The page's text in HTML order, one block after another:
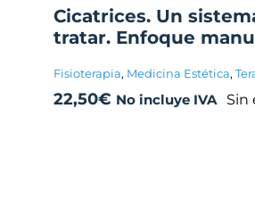
Cicatrices. Un
tratar. Enfoque
Fisioterapia, Medicina Estética,
22,50€ No incluye IVA Sin